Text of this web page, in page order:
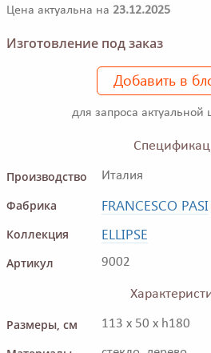
Цена актуальна на 23.12.2025
Изготовление под заказ
Добавить в
для запроса
Производство
Италия
Фабрика FRANCESCO PASI
Коллекция ELLIPSE
Артикул 9002
Размеры, см
113 x 50 x h180